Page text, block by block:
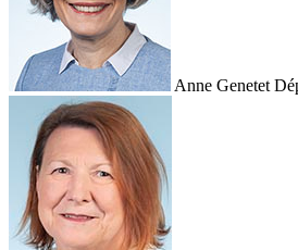
Anne Genetet